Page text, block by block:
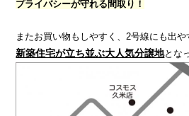
プライバシーが守れる間取り！
またお買い物もしやすく、2号線にも出
新築住宅が立ち並ぶ大人気分譲地とな